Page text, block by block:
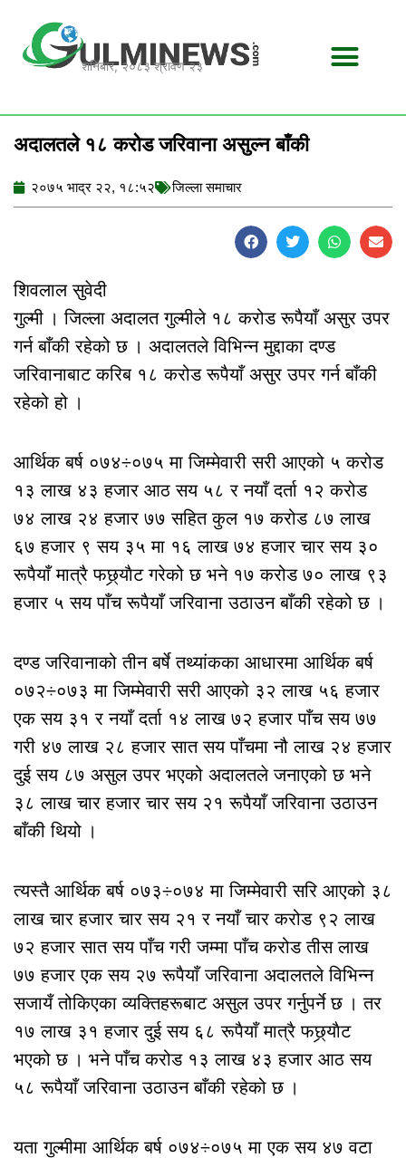
content
शनिबार, २०८३ श्रावण २३
अदालतले १८ करोड जरिवाना असुल्न बाँकी
२०७५ भाद्र २२, १८:५२ जिल्ला समाचार
शिवलाल सुवेदी
गुल्मी । जिल्ला अदालत गुल्मीले १८ करोड रूपैयाँ असुर उपर
गर्न बाँकी रहेको छ । अदालतले विभिन्न मुद्दाका दण्ड
जरिवानाबाट करिब १८ करोड रूपैयाँ असुर उपर गर्न बाँकी
रहेको हो ।
आर्थिक बर्ष ०७४÷०७५ मा जिम्मेवारी सरी आएको ५ करोड
१३ लाख ४३ हजार आठ सय ५८ र नयाँ दर्ता १२ करोड
७४ लाख २४ हजार ७७ सहित कुल १७ करोड ८७ लाख
६७ हजार ९ सय ३५ मा १६ लाख ७४ हजार चार सय ३०
रूपैयाँ मात्रै फछ्र्याैट गरेको छ भने १७ करोड ७० लाख ९३
हजार ५ सय पाँच रूपैयाँ जरिवाना उठाउन बाँकी रहेको छ ।
दण्ड जरिवानाको तीन बर्षे तथ्यांकका आधारमा आर्थिक बर्ष
०७२÷०७३ मा जिम्मेवारी सरी आएको ३२ लाख ५६ हजार
एक सय ३१ र नयाँ दर्ता १४ लाख ७२ हजार पाँच सय ७७
गरी ४७ लाख २८ हजार सात सय पाँचमा नौ लाख २४ हजार
दुई सय ८७ असुल उपर भएको अदालतले जनाएको छ भने
३८ लाख चार हजार चार सय २१ रूपैयाँ जरिवाना उठाउन
बाँकी थियो ।
त्यस्तै आर्थिक बर्ष ०७३÷०७४ मा जिम्मेवारी सरि आएको ३८
लाख चार हजार चार सय २१ र नयाँ चार करोड ९२ लाख
७२ हजार सात सय पाँच गरी जम्मा पाँच करोड तीस लाख
७७ हजार एक सय २७ रूपैयाँ जरिवाना अदालतले विभिन्न
सजायँ तोकिएका व्यक्तिहरूबाट असुल उपर गर्नुपर्ने छ । तर
१७ लाख ३१ हजार दुई सय ६८ रूपैयाँ मात्रै फछ्र्याैट
भएको छ । भने पाँच करोड १३ लाख ४३ हजार आठ सय
५८ रूपैयाँ जरिवाना उठाउन बाँकी रहेको छ ।
यता गुल्मीमा आर्थिक बर्ष ०७४÷०७५ मा एक सय ४७ वटा